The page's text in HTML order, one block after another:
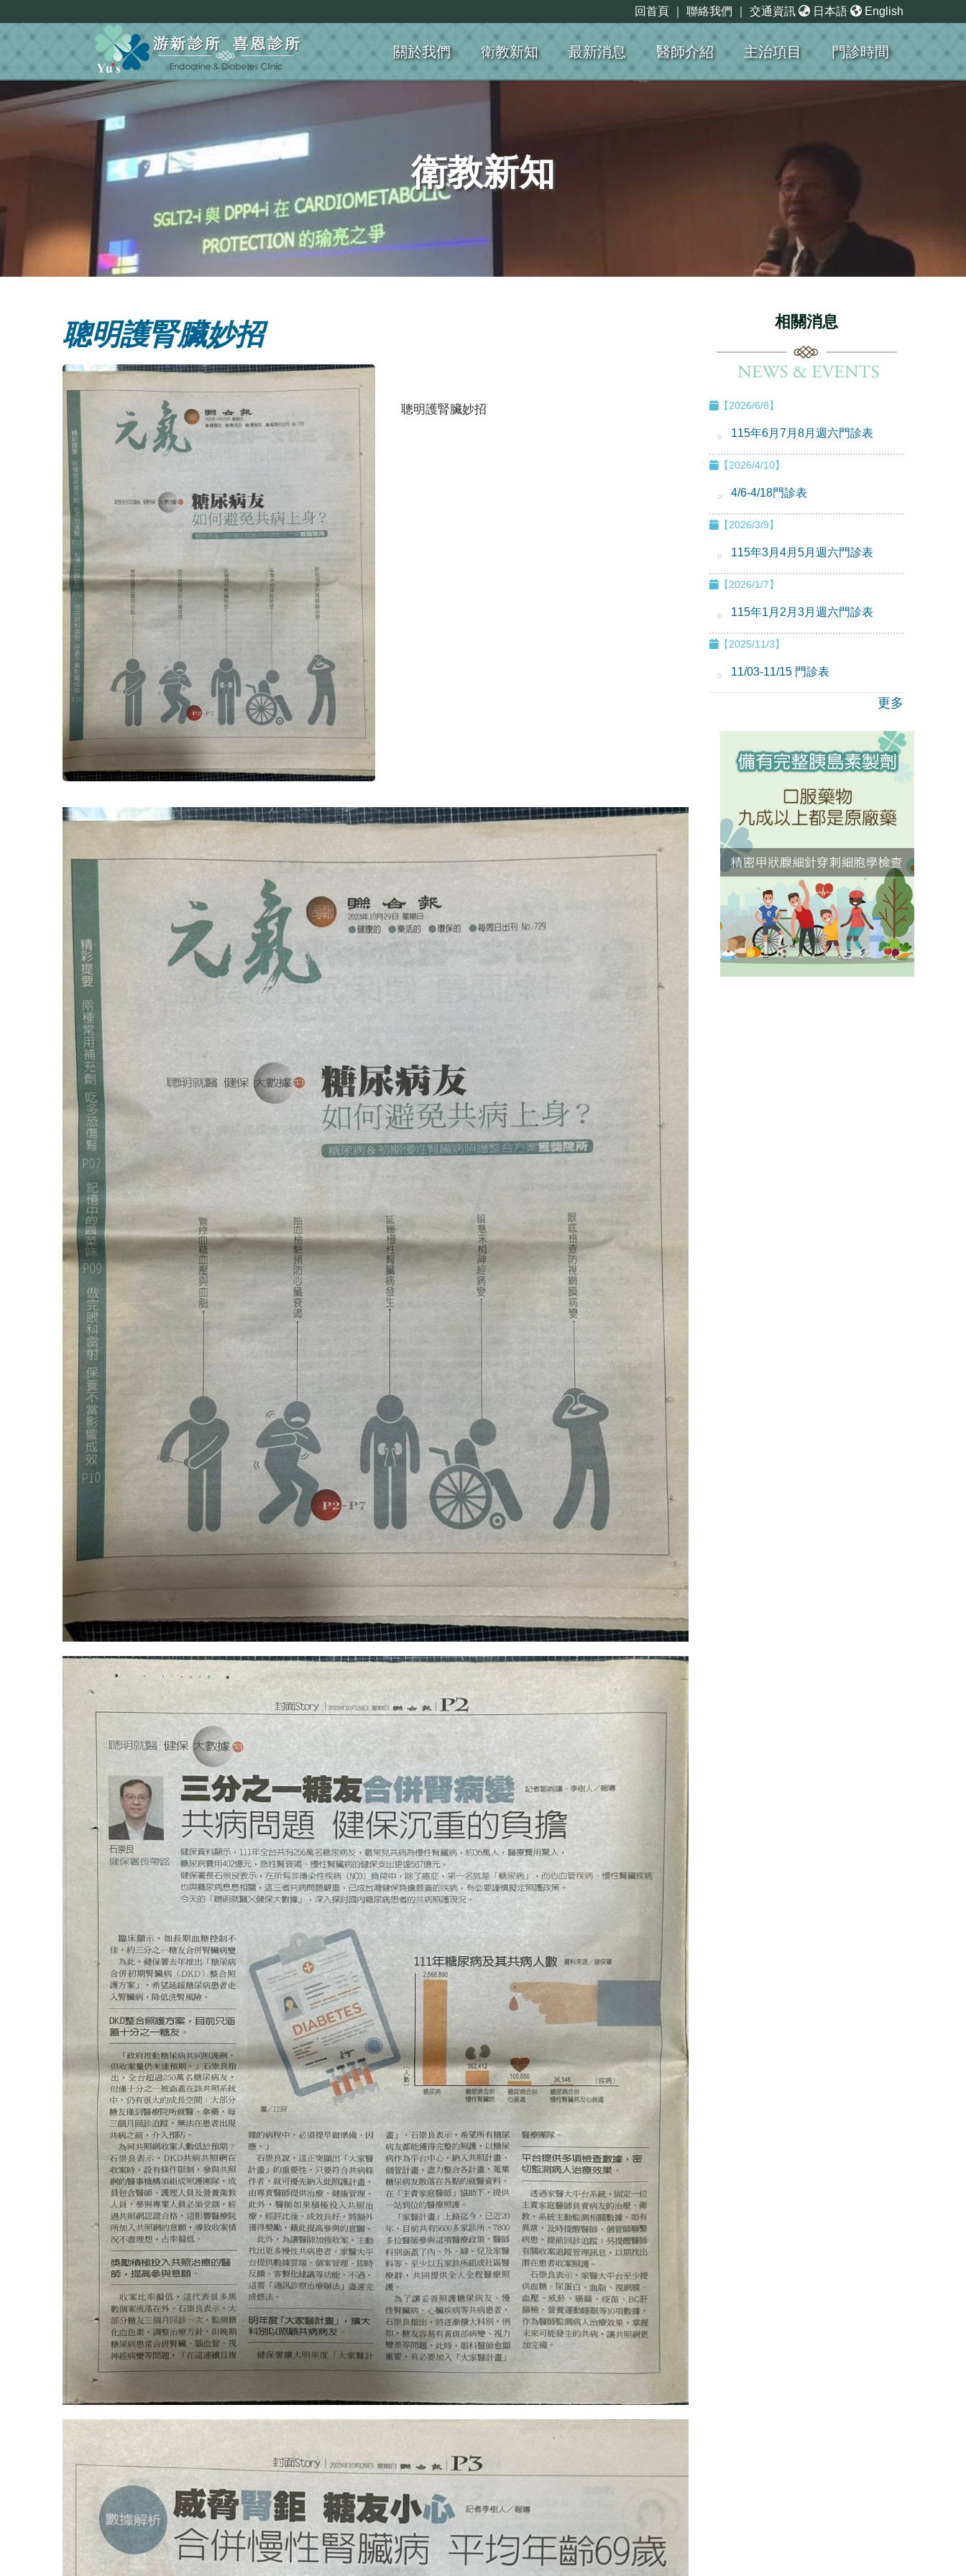
回首頁 聯絡我們 交通資訊 日本語 English
關於我們 衛教新知 最新消息 醫師介紹 主治項目 門診時間
衛教新知
聰明護腎臟妙招
聰明護腎臟妙招
相關消息
【2026/6/8】
115年6月7月8月週六門診表
【2026/4/10】
4/6-4/18門診表
【2026/3/9】
115年3月4月5月週六門診表
【2026/1/7】
115年1月2月3月週六門診表
【2025/11/3】
11/03-11/15 門診表
更多